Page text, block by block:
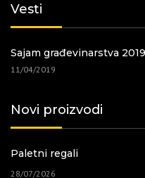
Vesti
Sajam građevinarstva 2019
11/04/2019
Novi proizvodi
Paletni regali
28/07/2026